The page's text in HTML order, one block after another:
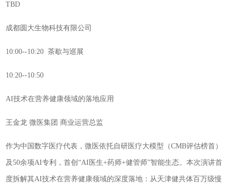
TBD
成都圆大生物科技有限公司
10:00--10:20 茶歇与巡展
10:20--10:50
AI技术在营养健康领域的落地应用
王金龙 微医集团 商业运营总监
作为中国数字医疗代表，微医依托自研医疗大模型（CMB评估榜首）
及50余项AI专利，首创“AI医生+药师+健管师”智能生态。本次演讲首
度拆解其AI技术在营养健康领域的深度落地：从天津健共体百万级慢